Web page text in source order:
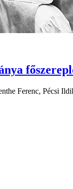
Ferenc, Pécsi